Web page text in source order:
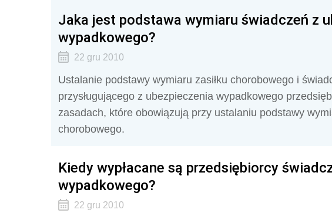
Jaka jest podstawa wymiaru świadczeń z
wypadkowego?
22 gru 2010
Ustalanie podstawy wymiaru zasiłku chorobowego i
przysługującego z ubezpieczenia wypadkowego
zasadach, które obowiązują przy ustalaniu podstawy
chorobowego.
Kiedy wypłacane są przedsiębiorcy
wypadkowego?
22 gru 2010